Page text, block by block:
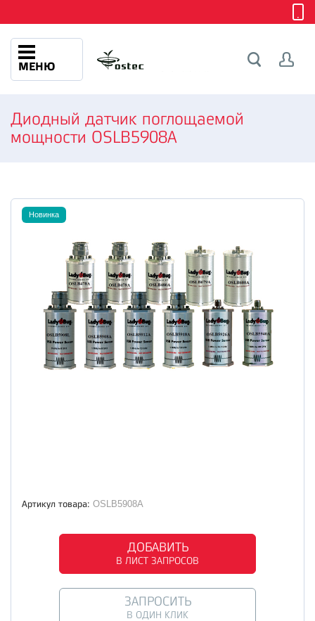
МЕНЮ
Диодный датчик поглощаемой
мощности OSLB5908A
Новинка
Артикул товара: OSLB5908A
ДОБАВИТЬ
В ЛИСТ ЗАПРОСОВ
ЗАПРОСИТЬ
В ОДИН КЛИК